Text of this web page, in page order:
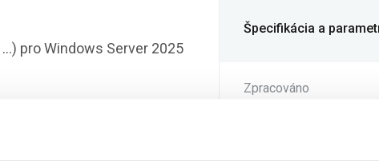
pro Windows Server 2025
CAL) je třeba zakoupit
Špecifikácia a
Zpracováno